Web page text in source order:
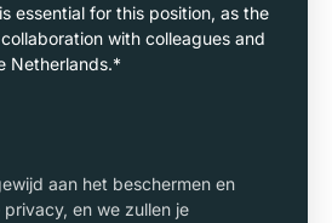
essential for this position, as the
with colleagues and
Netherlands.*
aan het beschermen en
en we zullen je